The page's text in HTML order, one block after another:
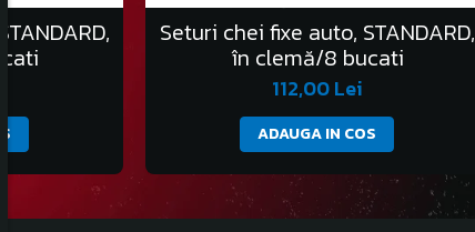
Seturi chei fixe auto, STANDARD,
în clemă/8 bucati
112,00 Lei
ADAUGA IN COS